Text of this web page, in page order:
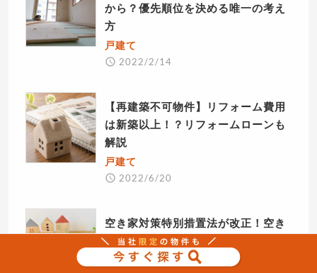
から？優先順位を決める唯一の考え
方
戸建て
2022/2/14
【再建築不可物件】リフォーム費用
は新築以上！？リフォームローンも
解説
戸建て
2022/6/20
空き家対策特別措置法が改正！空き
家となった実家はどうすればいいの
か